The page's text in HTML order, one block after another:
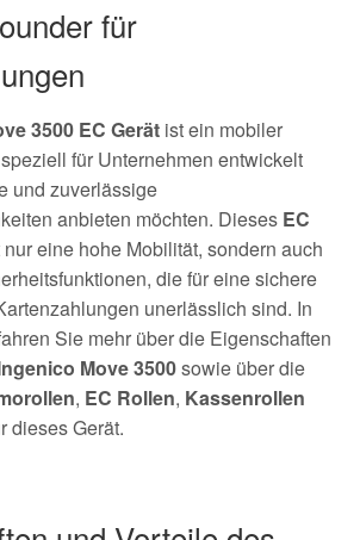
für
3500 EC Gerät ist ein mobiler
für Unternehmen entwickelt
und zuverlässige
anbieten möchten. Dieses EC
eine hohe Mobilität, sondern auch
die für eine sichere
unerlässlich sind. In
Sie mehr über die Eigenschaften
Move 3500sowie über die
, EC Rollen, Kassenrollen
dieses Gerät.